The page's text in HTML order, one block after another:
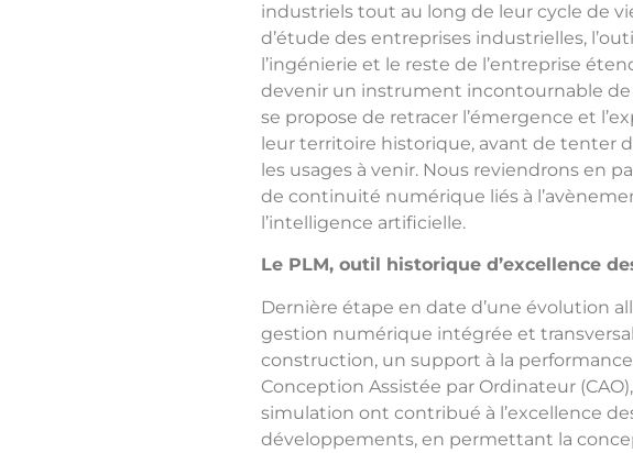
industriels tout au long de leur cycle de
d’étude des entreprises industrielles,
l’ingénierie et le reste de l’entreprise
devenir un instrument incontournable de
se propose de retracer l’émergence et
leur territoire historique, avant de tenter
les usages à venir. Nous reviendrons en
de continuité numérique liés à
l’intelligence artificielle.
Le PLM, outil historique d’excellence
Dernière étape en date d’une évolution
gestion numérique intégrée et
construction, un support à la
Conception Assistée par Ordinateur
simulation ont contribué à l’excellence
développements, en permettant la